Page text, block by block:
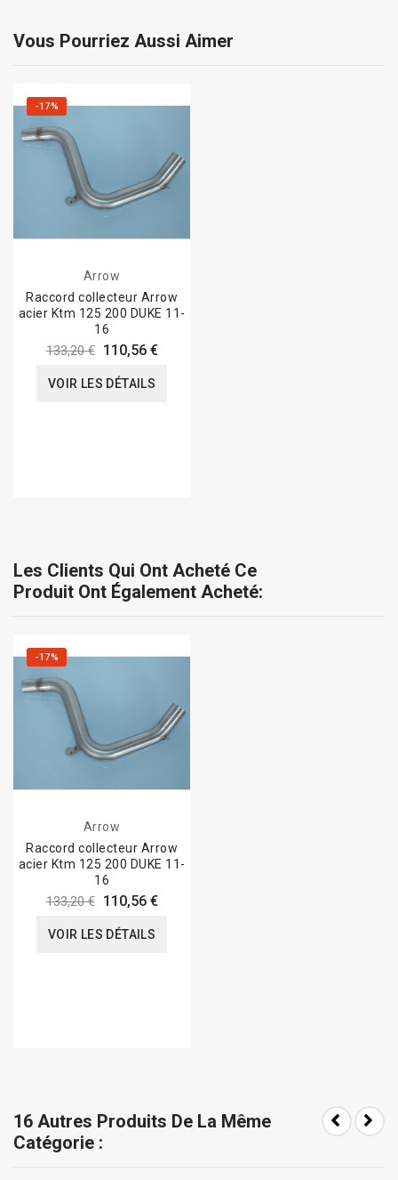
Vous Pourriez Aussi Aimer
-17%
Arrow
Raccord collecteur Arrow
acier Ktm 125 200 DUKE 11-
16
133,20 € 110,56 €
VOIR LES DÉTAILS
Les Clients Qui Ont Acheté Ce
Produit Ont Également Acheté:
-17%
Arrow
Raccord collecteur Arrow
acier Ktm 125 200 DUKE 11-
16
133,20 € 110,56 €
VOIR LES DÉTAILS
16 Autres Produits De La Même
Catégorie :